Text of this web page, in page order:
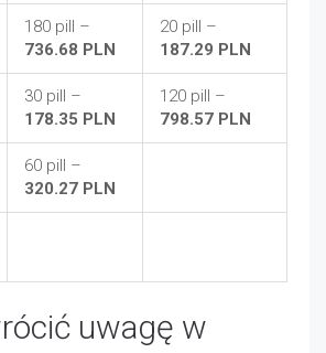
180 pill –
736.68 PLN
20 pill –
187.29 PLN
30 pill –
178.35 PLN
120 pill –
798.57 PLN
60 pill –
320.27 PLN
uwagę w